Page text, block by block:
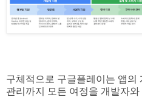
구체적으로 구글플레이는 앱의
관리까지 모든 여정을 개발자